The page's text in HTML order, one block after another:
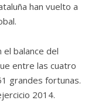
han vuelto a
balance del
entre las cuatro
grandes fortunas.
2014.